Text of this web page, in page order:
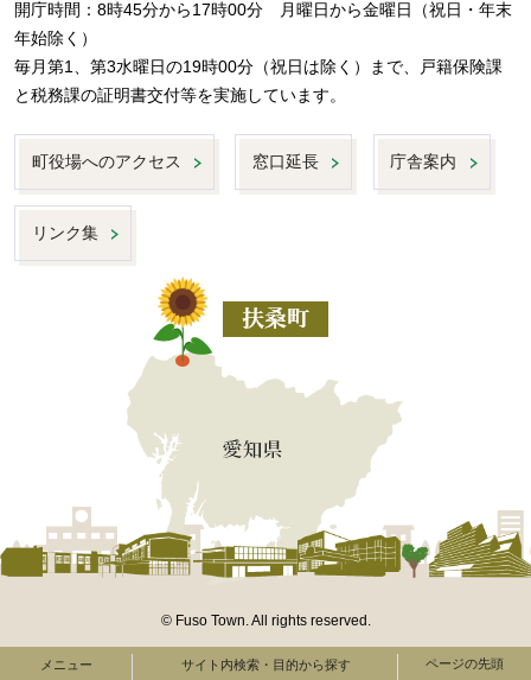
メニュー サイト内検索・目的から探す ページの先頭
開庁時間：8時45分から17時00分 月曜日から金曜日（祝日・年末
年始除く）
毎月第1、第3水曜日の19時00分（祝日は除く）まで、戸籍保険課
と税務課の証明書交付等を実施しています。
町役場へのアクセス 窓口延長 庁舎案内
リンク集
© Fuso Town. All rights reserved.